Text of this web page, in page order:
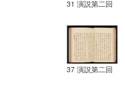
31 演説第二回
37 演説第二回